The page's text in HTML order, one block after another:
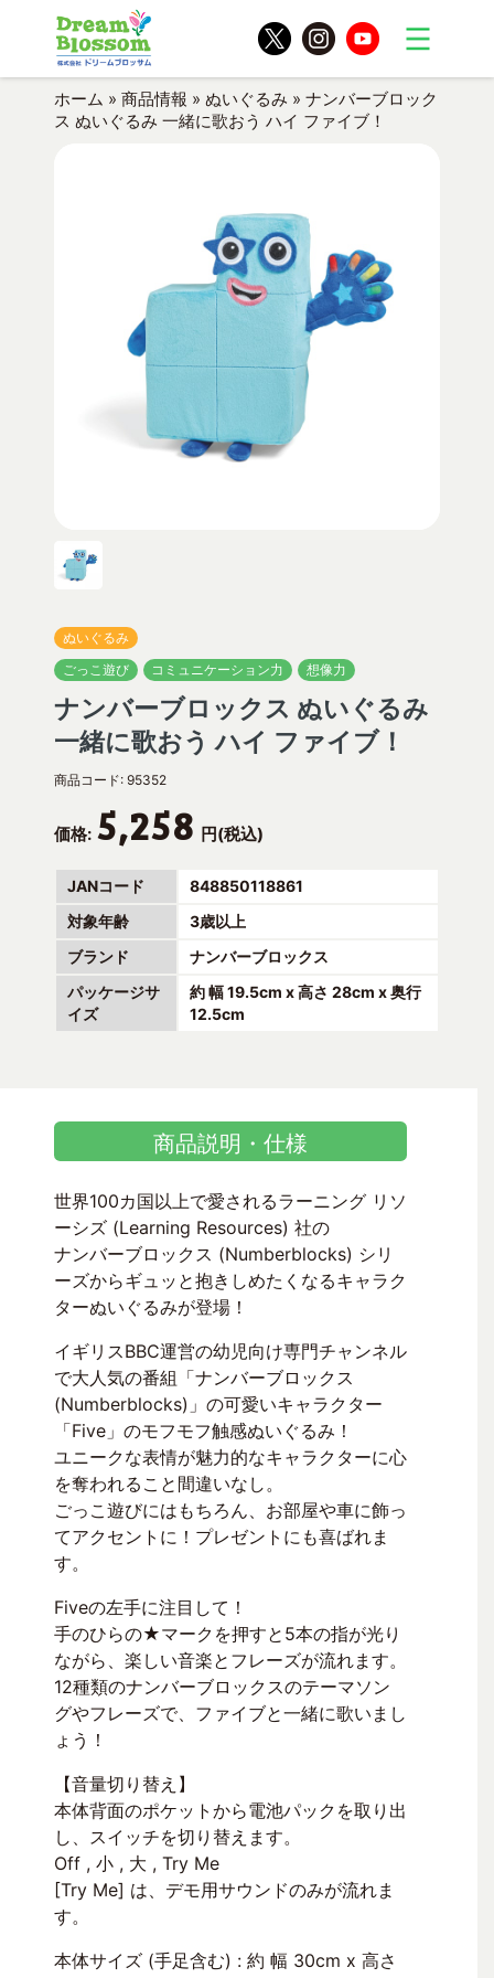
ホーム » 商品情報 » ぬいぐるみ » ナンバーブロック
ス ぬいぐるみ 一緒に歌おう ハイ ファイブ！
ぬいぐるみ
ごっこ遊び
コミュニケーション力 想像力
ナンバーブロックス ぬいぐるみ
一緒に歌おう ハイ ファイブ！
商品コード: 95352
価格: 5,258 円(税込)
JANコード
848850118861
対象年齢
3歳以上
ブランド
ナンバーブロックス
パッケージサ
イズ
約 幅 19.5cm x 高さ 28cm x 奥行
12.5cm
商品説明・仕様
世界100カ国以上で愛されるラーニング リソ
ーシズ (Learning Resources) 社の
ナンバーブロックス (Numberblocks) シリ
ーズからギュッと抱きしめたくなるキャラク
ターぬいぐるみが登場！
イギリスBBC運営の幼児向け専門チャンネル
で大人気の番組「ナンバーブロックス
(Numberblocks)」の可愛いキャラクター
「Five」のモフモフ触感ぬいぐるみ！
ユニークな表情が魅力的なキャラクターに心
を奪われること間違いなし。
ごっこ遊びにはもちろん、お部屋や車に飾っ
てアクセントに！プレゼントにも喜ばれま
す。
Fiveの左手に注目して！
手のひらの★マークを押すと5本の指が光り
ながら、楽しい音楽とフレーズが流れます。
12種類のナンバーブロックスのテーマソン
グやフレーズで、ファイブと一緒に歌いまし
ょう！
【音量切り替え】
本体背面のポケットから電池パックを取り出
し、スイッチを切り替えます。
Off , 小 , 大 , Try Me
[Try Me] は、デモ用サウンドのみが流れま
す。
本体サイズ (手足含む) : 約 幅 30cm x 高さ